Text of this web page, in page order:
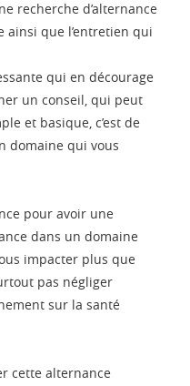
recherche d’alternance
ainsi que l’entretien qui
qui en décourage
un conseil, qui peut
et basique, c’est de
domaine qui vous
pour avoir une
dans un domaine
impacter plus que
pas négliger
sur la santé
cette alternance